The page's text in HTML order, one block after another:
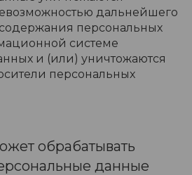
дальнейшего
персональных
системе
и (или) уничтожаются
персональных
обрабатывать
данные